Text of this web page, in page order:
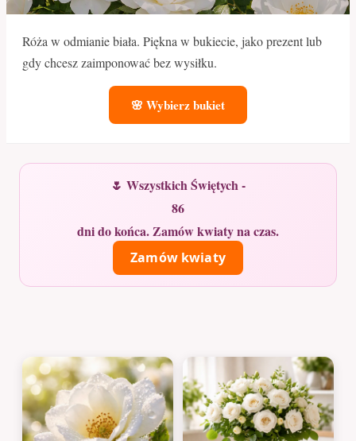
Róża w odmianie biała. Piękna w bukiecie, jako prezent lub
gdy chcesz zaimponować bez wysiłku.
🌸 Wybierz bukiet
🌷 Wszystkich Świętych -
86
dni do końca. Zamów kwiaty na czas.
Zamów kwiaty